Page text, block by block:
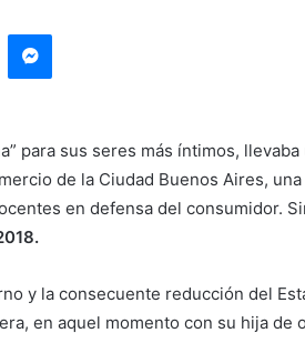
LinkedIn
para sus seres más íntimos,
de la Ciudad Buenos Aires,
en defensa del consumidor.
y la consecuente reducción del
en aquel momento con su hija de